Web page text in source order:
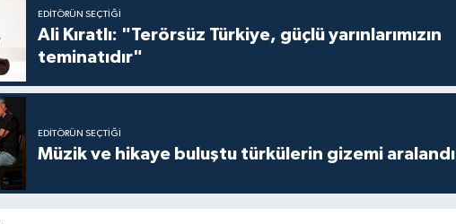
EDITÖRÜN SEÇTIĞI
Ali Kıratlı: "Terörsüz Türkiye, güçlü yarınlarımızın
teminatıdır"
EDITÖRÜN SEÇTIĞI
Müzik ve hikaye buluştu türkülerin gizemi aralandı